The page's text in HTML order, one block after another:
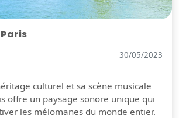
30/05/2023
culturel et sa scène musicale
offre un paysage sonore unique qui
les mélomanes du monde entier.